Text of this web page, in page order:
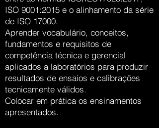
ISO 9001:2015 e o alinhamento da série
de ISO 17000.
Aprender vocabulário, conceitos,
fundamentos e requisitos de
competência técnica e gerencial
aplicados a laboratórios para produzir
resultados de ensaios e calibrações
tecnicamente válidos.
Colocar em prática os ensinamentos
apresentados.